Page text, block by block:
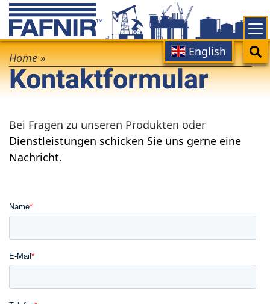
Skip
to
main
content
Main
navigation
Search English
Breadcrumb
Home »
Kontaktformular
Bei Fragen zu unseren Produkten oder
Dienstleistungen schicken Sie uns gerne eine
Nachricht.